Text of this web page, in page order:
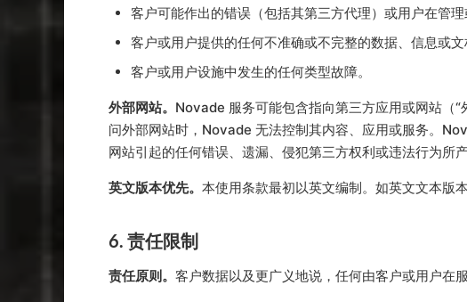
客户可能作出的错误（包括其第三方代理）或用户在管
客户或用户提供的任何不准确或不完整的数据、信息或文
客户或用户设施中发生的任何类型故障。
外部网站。 Novade 服务可能包含指向第三方应用或网站（
问外部网站时，Novade 无法控制其内容、应用或服务。
网站引起的任何错误、遗漏、侵犯第三方权利或违法行为所
英文版本优先。 本使用条款最初以英文编制。如英文文本版
6. 责任限制
责任原则。 客户数据以及更广义地说，任何由客户或用户在